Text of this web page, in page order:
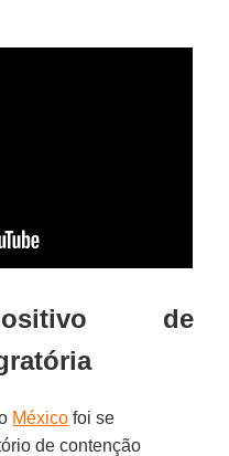
de
México foi se
de contenção